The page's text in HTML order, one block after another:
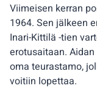
Viimeisen kerran
1964. Sen jälkeen
Inari-Kittilä -tien
erotusaitaan.
oma teurastamo,
voitiin lopettaa.